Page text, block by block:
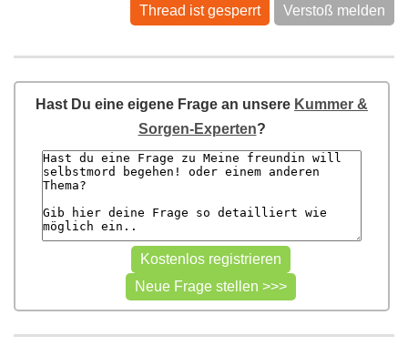
Verstoß melden
Thread ist gesperrt
Hast Du eine eigene Frage an unsere Kummer &
Sorgen-Experten?